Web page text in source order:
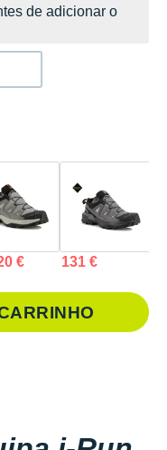
de adicionar o
€ 131 €